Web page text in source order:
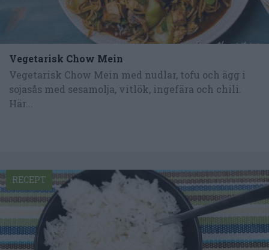
Vegetarisk Chow Mein
Vegetarisk Chow Mein med nudlar, tofu och ägg i
sojasås med sesamolja, vitlök, ingefära och chili.
Här...
RECEPT